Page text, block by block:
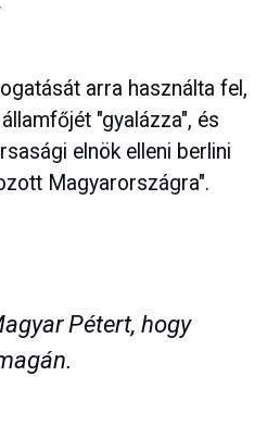
arra használta fel,
"gyalázza", és
elnök elleni berlini
Magyarországra".
Pétert, hogy